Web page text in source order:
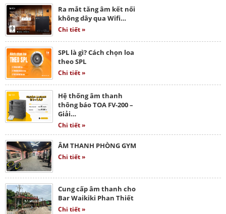
Ra mắt tăng âm kết nối
không dây qua Wifi…
Chi tiết »
SPL là gì? Cách chọn loa
theo SPL
Chi tiết »
Hệ thống âm thanh
thông báo TOA FV-200 –
Giải…
Chi tiết »
ÂM THANH PHÒNG GYM
Chi tiết »
Cung cấp âm thanh cho
Bar Waikiki Phan Thiết
Chi tiết »